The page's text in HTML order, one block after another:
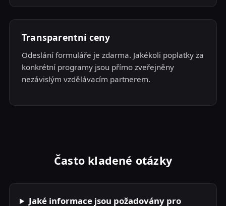
Transparentní ceny
Odeslání formuláře je zdarma. Jakékoli poplatky za
konkrétní programy jsou přímo zveřejněny
nezávislým vzdělávacím partnerem.
Často kladené otázky
Jaké informace jsou požadovány pro